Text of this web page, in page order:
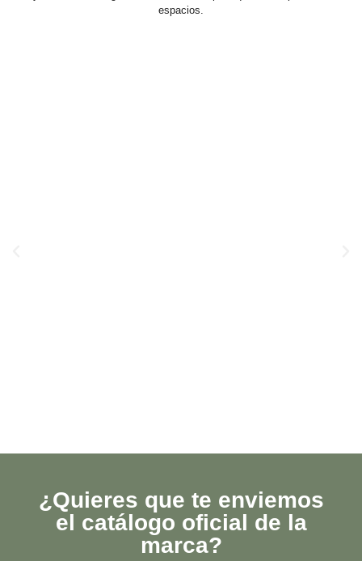
espacios.
¿Quieres que te enviemos
el catálogo oficial de la
marca?